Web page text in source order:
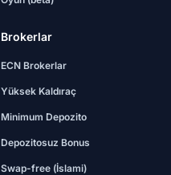
Brokerlar
ECN Brokerlar
Yüksek Kaldıraç
Minimum Depozito
Depozitosuz Bonus
Swap-free (İslami)